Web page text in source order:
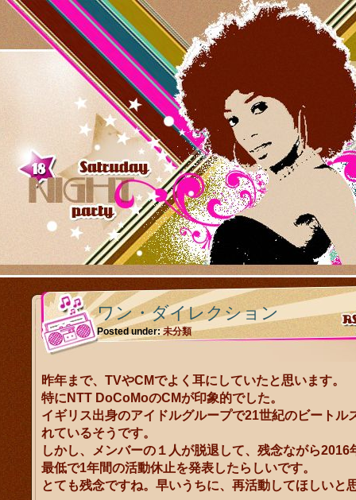
ワン・ダイレクション
Posted under:未分類
昨年まで、TVやCMでよく耳にしていたと思います。
特にNTT DoCoMoのCMが印象的でした。
イギリス出身のアイドルグループで21世紀のビートル
れているそうです。
しかし、メンバーの１人が脱退して、残念ながら2016
最低で1年間の活動休止を発表したらしいです。
とても残念ですね。早いうちに、再活動してほしいと